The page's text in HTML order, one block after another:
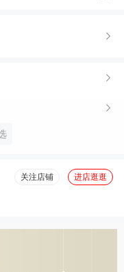
关注店铺 进店逛逛